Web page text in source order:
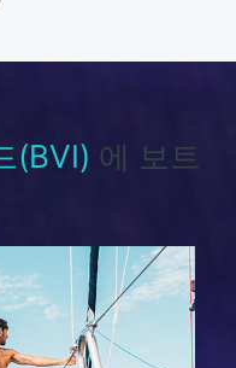
(BVI) 에 보트